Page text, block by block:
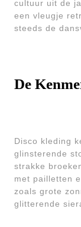
cultuur uit de
een vleugje
steeds de
De
Disco kleding
glinsterende
strakke
met pailletten
zoals grote
glitterende